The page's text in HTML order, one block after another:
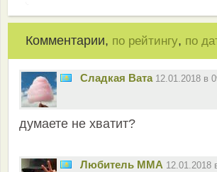
Комментарии, по рейтингу, по
Сладкая Вата 12.01.2018 в
думаете не хватит?
Любитель ММА 12.01.2018